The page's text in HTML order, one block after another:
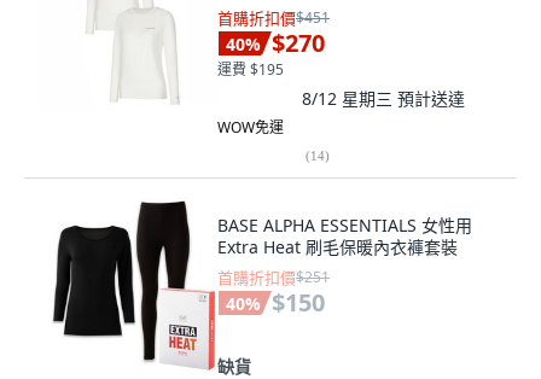
首購折扣價$451
40% $270
運費 $195
8/12 星期三 預計送達
WOW免運
(14)
BASE ALPHA ESSENTIALS 女性用
Extra Heat 刷毛保暖內衣褲套裝
首購折扣價$251
40% $150
缺貨